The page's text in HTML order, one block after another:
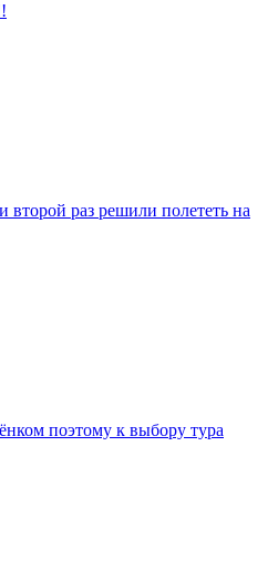
второй раз решили полететь на
поэтому к выбору тура